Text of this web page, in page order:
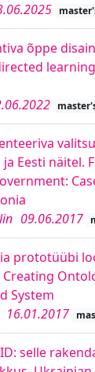
õppe
ja Eesti näitel.
09.06.2017
prototüübi
Creating
System
16.01.2017
selle